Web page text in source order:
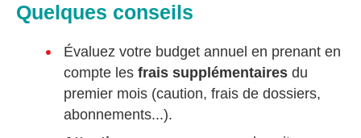
Quelques conseils
Évaluez votre budget annuel en prenant en
compte les frais supplémentaires du
premier mois (caution, frais de dossiers,
abonnements...).